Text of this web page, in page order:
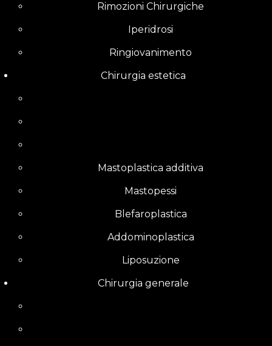
Rimozioni Chirurgiche
Iperidrosi
Ringiovanimento
Chirurgia estetica
Mastoplastica additiva
Mastopessi
Blefaroplastica
Addominoplastica
Liposuzione
Chirurgia generale